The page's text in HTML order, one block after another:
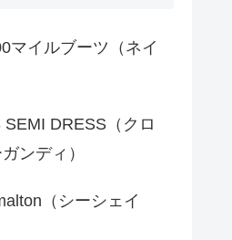
マイルブーツ（ネイ
SEMI DRESS（クロ
ンディ）
（シーシェイ